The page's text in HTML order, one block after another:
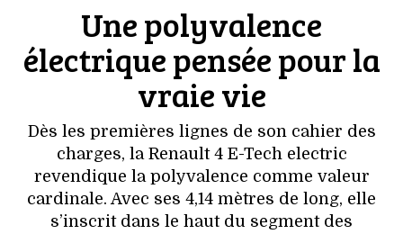
Une polyvalence
électrique pensée pour la
vraie vie
Dès les premières lignes de son cahier des
charges, la Renault 4 E-Tech electric
revendique la polyvalence comme valeur
cardinale. Avec ses 4,14 mètres de long, elle
s’inscrit dans le haut du segment des